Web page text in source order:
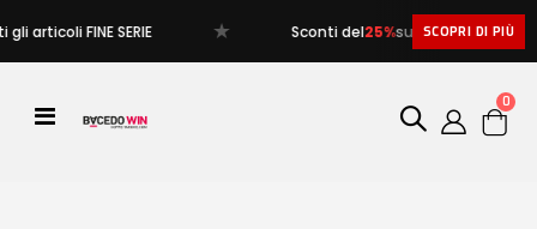
articoli FINE SERIE ★ Sconti del25%su tutti gli articoli
SCOPRI DI PIÙ
Toggle
Cart
0